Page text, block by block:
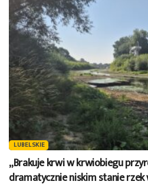
LUBELSKIE
„Brakuje krwi w krwiobiegu
dramatycznie niskim stanie rzek